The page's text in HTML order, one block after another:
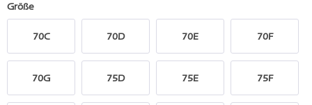
Größe
70C 70D 70E 70F
70G 75D 75E 75F